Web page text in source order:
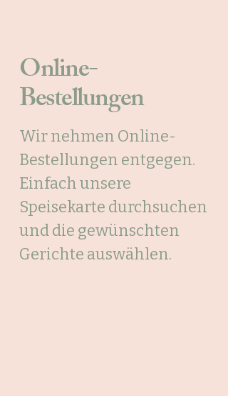
Online-
Bestellungen
Wir nehmen Online-
Bestellungen entgegen.
Einfach unsere
Speisekarte durchsuchen
und die gewünschten
Gerichte auswählen.